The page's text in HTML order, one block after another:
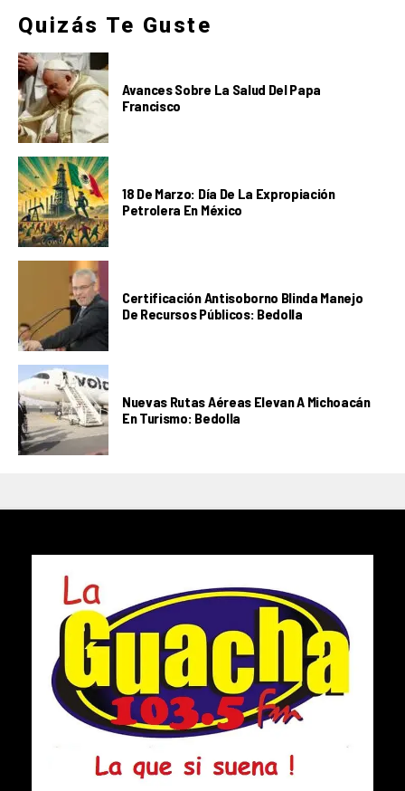
Quizás Te Guste
Avances Sobre La Salud Del Papa
Francisco
18 De Marzo: Día De La Expropiación
Petrolera En México
Certificación Antisoborno Blinda Manejo
De Recursos Públicos: Bedolla
Nuevas Rutas Aéreas Elevan A Michoacán
En Turismo: Bedolla